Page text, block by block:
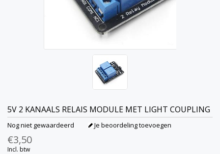
5V 2 KANAALS RELAIS MODULE MET LIGHT COUPLING
Nog niet gewaardeerd Je beoordeling toevoegen
€3,50
Incl. btw